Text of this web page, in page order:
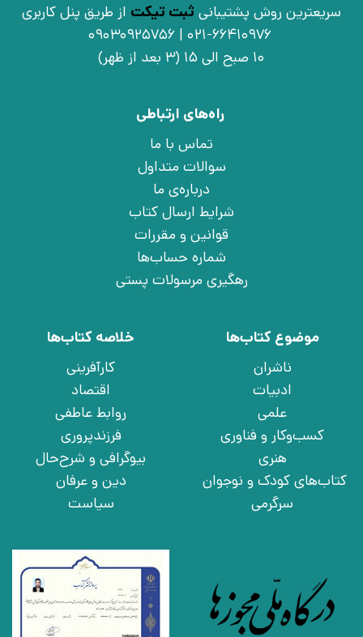
سریعترین روش پشتیبانی ثبت تیکت از طریق پنل کاربری
021-66410976 | 09030925756
10 صبح الی 15 (3 بعد از ظهر)
راه‌های ارتباطی
تماس با ما
سوالات متداول
درباره‌ی ما
شرایط ارسال کتاب
قوانین و مقررات
شماره حساب‌ها
رهگیری مرسولات پستی
موضوع کتاب‌ها
ناشران
ادبیات
علمی
کسب‌وکار و فناوری
هنری
کتاب‌های کودک و نوجوان
سرگرمی
خلاصه کتاب‌ها
کارآفرینی
اقتصاد
روابط عاطفی
فرزندپروری
بیوگرافی و شرح‌حال
دین و عرفان
سیاست